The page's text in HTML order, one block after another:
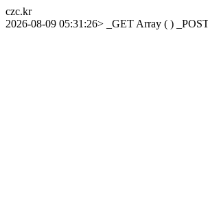
czc.kr
2026-08-09 05:31:26> _GET Array ( )